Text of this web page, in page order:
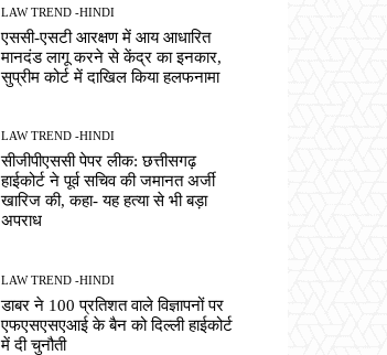
LAW TREND -HINDI
एससी-एसटी आरक्षण में आय आधारित
मानदंड लागू करने से केंद्र का इनकार,
सुप्रीम कोर्ट में दाखिल किया हलफनामा
LAW TREND -HINDI
सीजीपीएससी पेपर लीक: छत्तीसगढ़
हाईकोर्ट ने पूर्व सचिव की जमानत अर्जी
खारिज की, कहा- यह हत्या से भी बड़ा
अपराध
LAW TREND -HINDI
डाबर ने 100 प्रतिशत वाले विज्ञापनों पर
एफएसएसएआई के बैन को दिल्ली हाईकोर्ट
में दी चुनौती